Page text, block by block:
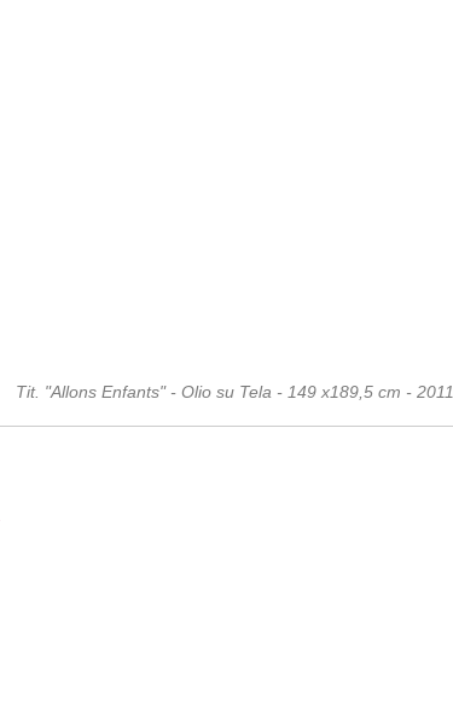
Tit. "Allons Enfants" - Olio su Tela - 149 x189,5 cm - 2011